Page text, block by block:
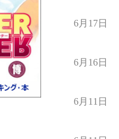
6月17日
6月16日
6月11日